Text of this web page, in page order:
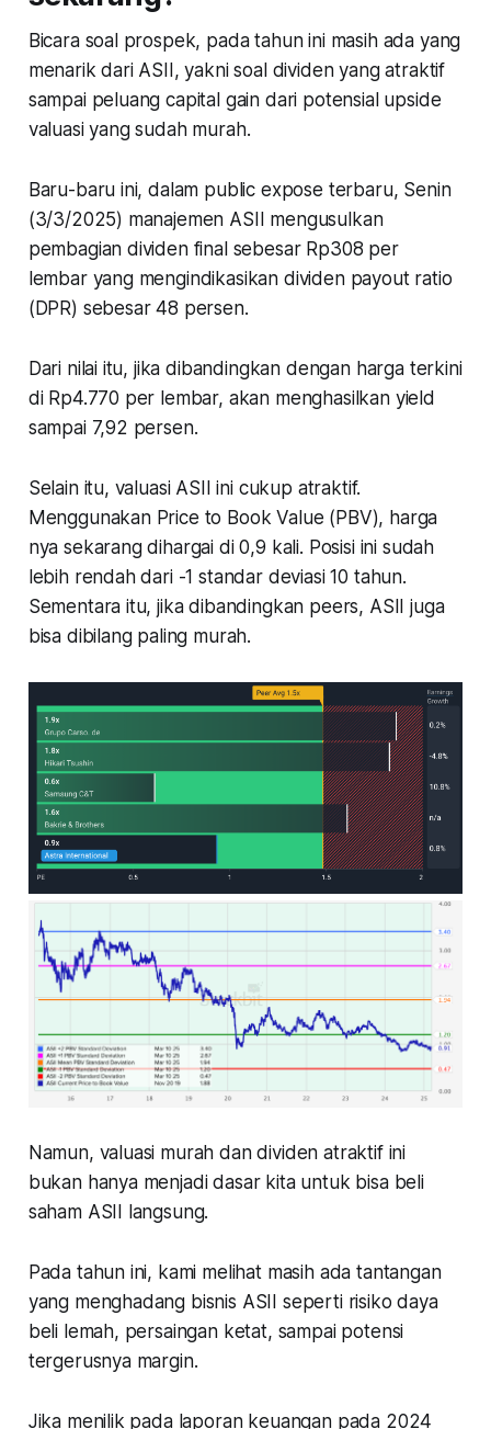
Bicara soal prospek, pada tahun ini masih ada yang
menarik dari ASII, yakni soal dividen yang atraktif
sampai peluang capital gain dari potensial upside
valuasi yang sudah murah.
Baru-baru ini, dalam public expose terbaru, Senin
(3/3/2025) manajemen ASII mengusulkan
pembagian dividen final sebesar Rp308 per
lembar yang mengindikasikan dividen payout ratio
(DPR) sebesar 48 persen.
Dari nilai itu, jika dibandingkan dengan harga terkini
di Rp4.770 per lembar, akan menghasilkan yield
sampai 7,92 persen.
Selain itu, valuasi ASII ini cukup atraktif.
Menggunakan Price to Book Value (PBV), harga
nya sekarang dihargai di 0,9 kali. Posisi ini sudah
lebih rendah dari -1 standar deviasi 10 tahun.
Sementara itu, jika dibandingkan peers, ASII juga
bisa dibilang paling murah.
Namun, valuasi murah dan dividen atraktif ini
bukan hanya menjadi dasar kita untuk bisa beli
saham ASII langsung.
Pada tahun ini, kami melihat masih ada tantangan
yang menghadang bisnis ASII seperti risiko daya
beli lemah, persaingan ketat, sampai potensi
tergerusnya margin.
Jika menilik pada laporan keuangan pada 2024